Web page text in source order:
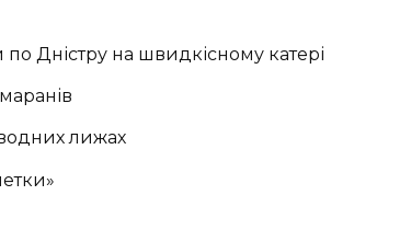
Дністру на швидкісному катері
лижах